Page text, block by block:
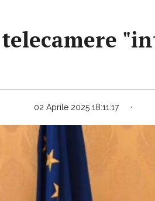
02 Aprile 2025 18:11:17